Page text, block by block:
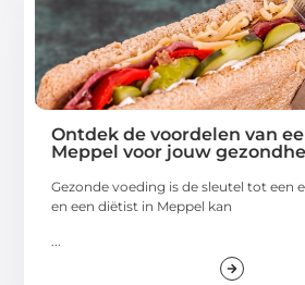
Ontdek de voordelen van
Meppel voor jouw
Gezonde voeding is de sleutel tot een
en een diëtist in Meppel kan
...